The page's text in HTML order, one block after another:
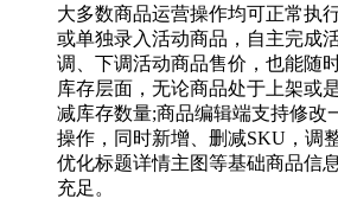
大多数商品运营操作均可正常执
或单独录入活动商品，自主完成
调、下调活动商品售价，也能随
库存层面，无论商品处于上架或
减库存数量;商品编辑端支持修改
操作，同时新增、删减SKU，调
优化标题详情主图等基础商品信
充足。